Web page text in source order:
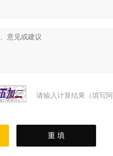
请输入计算结果（填写